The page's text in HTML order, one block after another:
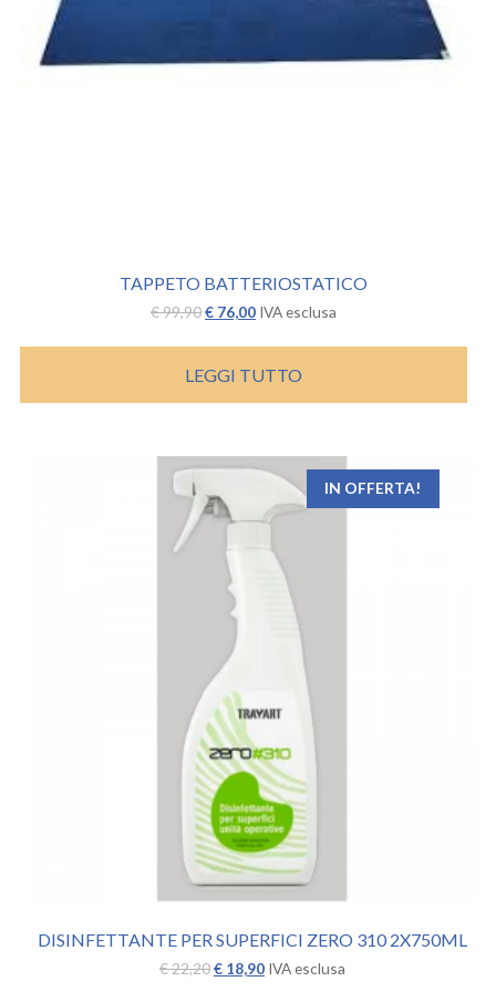
TAPPETO BATTERIOSTATICO
€99,90Il
originale
era:
€ 99,90.
€76,00Il
attuale
è:
€ 76,00.
IVA esclusa
LEGGI TUTTO
IN OFFERTA!
DISINFETTANTE PER SUPERFICI ZERO 310 2X750ML
€22,20Il
€ 18,90IlIVA esclusa